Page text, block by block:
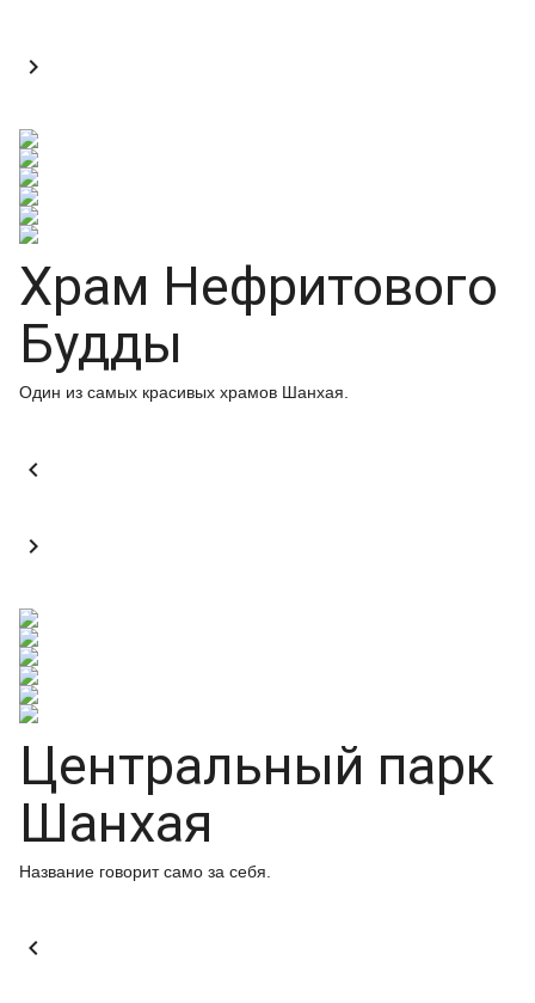

Храм Нефритового
Будды
Один из самых красивых храмов Шанхая.


Центральный парк
Шанхая
Название говорит само за себя.
